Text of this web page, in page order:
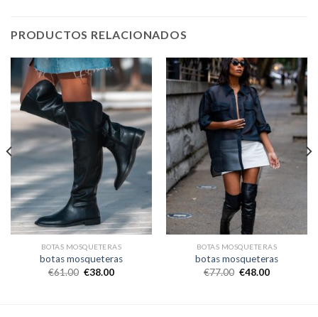
PRODUCTOS RELACIONADOS
BOTAS MOSQUETERAS
botas mosqueteras
€61.00 €38.00
BOTAS MOSQUETERAS
botas mosqueteras
€77.00 €48.00